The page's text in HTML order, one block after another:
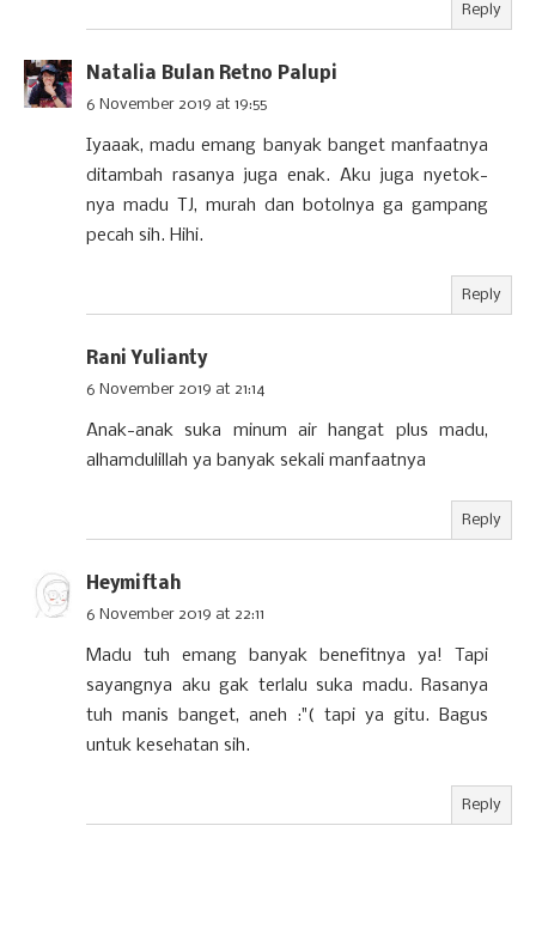
Reply
Natalia Bulan Retno Palupi
6 November 2019 at 19:55
Iyaaak, madu emang banyak banget manfaatnya
ditambah rasanya juga enak. Aku juga nyetok-
nya madu TJ, murah dan botolnya ga gampang
pecah sih. Hihi.
Reply
Rani Yulianty
6 November 2019 at 21:14
Anak-anak suka minum air hangat plus madu,
alhamdulillah ya banyak sekali manfaatnya
Reply
Heymiftah
6 November 2019 at 22:11
Madu tuh emang banyak benefitnya ya! Tapi
sayangnya aku gak terlalu suka madu. Rasanya
tuh manis banget, aneh :"( tapi ya gitu. Bagus
untuk kesehatan sih.
Reply